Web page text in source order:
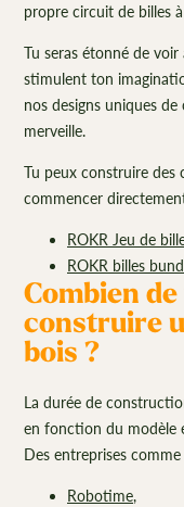
propre circuit de billes
Tu seras étonné de
stimulent ton
nos designs uniques
merveille.
Tu peux construire des
commencer
ROKR Jeu de
ROKR billes
Combien
construire
bois ?
La durée de
en fonction du modèle
Des entreprises comme
Robotime,